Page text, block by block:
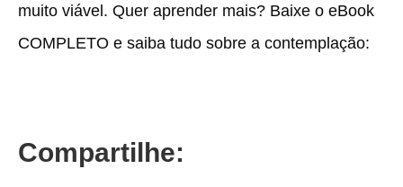
muito viável. Quer aprender mais? Baixe o eBook
COMPLETO e saiba tudo sobre a contemplação:
Compartilhe: